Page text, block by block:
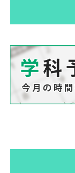
お問い合わせ